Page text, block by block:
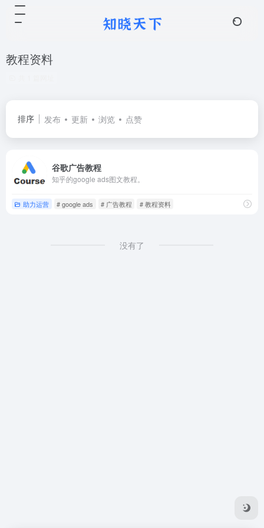
教程资料
排序 发布 更新 浏览 点赞
谷歌广告教程
知乎的google ads图文教程。
助力运营 # google ads # 广告教程 # 教程资料
没有了